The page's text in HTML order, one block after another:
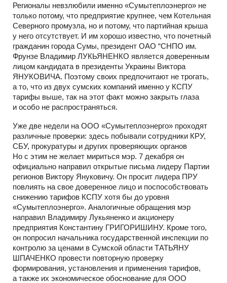
Регионалы невзлюбили именно «Сумытеплоэнерго» не
только потому, что предприятие крупнее, чем Котельная
Северного промузла, но и потому, что партийная крыша
у него отсутствует. И им хорошо известно, что почетный
гражданин города Сумы, президент ОАО “СНПО им.
Фрунзе Владимир ЛУКЬЯНЕНКО является доверенным
лицом кандидата в президенты Украины Виктора
ЯНУКОВИЧА. Поэтому своих предпочитают не трогать,
а то, что из двух сумских компаний именно у КСПУ
тарифы выше, так на этот факт можно закрыть глаза
и особо не распространяться.
Уже две недели на ООО «Сумытеплоэнерго» проходят
различные проверки: здесь побывали сотрудники КРУ,
СБУ, прокуратуры и других проверяющих органов
Но с этим не желает мириться мэр. 7 декабря он
официально направил открытые письма лидеру Партии
регионов Виктору Януковичу. Он просит лидера ПРУ
повлиять на свое доверенное лицо и поспособствовать
снижению тарифов КСПУ хотя бы до уровня
«Сумытеплоэнерго». Аналогичные обращения мэр
направил Владимиру Лукьяненко и акционеру
предприятия Константину ГРИГОРИШИНУ. Кроме того,
он попросил начальника государственной инспекции по
контролю за ценами в Сумской области ТАТЬЯНУ
ШПАЧЕНКО провести повторную проверку
формирования, установления и применения тарифов,
а также их экономическое обоснование для ООО